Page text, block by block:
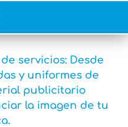
servicios: Desde
y uniformes de
publicitario
la imagen de tu